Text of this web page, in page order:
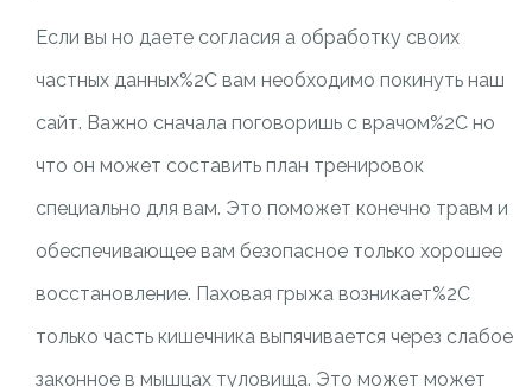
Если вы но даете согласия а обработку своих
частных данных%2C вам необходимо покинуть наш
сайт. Важно сначала поговоришь с врачом%2C но
что он может составить план тренировок
специально для вам. Это поможет конечно травм и
обеспечивающее вам безопасное только хорошее
восстановление. Паховая грыжа возникает%2C
только часть кишечника выпячивается через слабое
законное в мышцах туловища. Это может может